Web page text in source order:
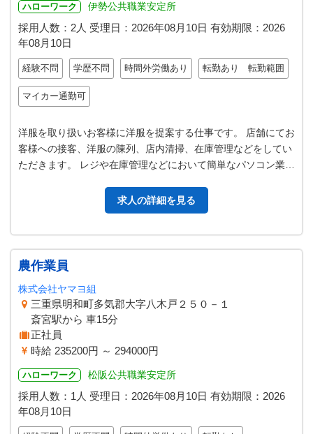
ハローワーク 伊勢公共職業安定所
採用人数：2人 受理日： 2026年08月10日 有効期限： 2026
年08月10日
経験不問 学歴不問 時間外労働あり 転勤あり 転勤範囲
マイカー通勤可
洋服を取り扱いお客様に洋服を提案する仕事です。 店舗にてお
客様への接客、洋服の陳列、店内清掃、在庫管理などをしてい
ただきます。 レジや在庫管理などにおいて簡単なパソコン業務
求人の詳細を見る
農作業員
株式会社ヤマヨ組
三重県明和町多気郡大字八木戸２５０－１
斎宮駅から 車15分
正社員
時給 235200円 ～ 294000円
ハローワーク 松阪公共職業安定所
採用人数：1人 受理日： 2026年08月10日 有効期限： 2026
年08月10日